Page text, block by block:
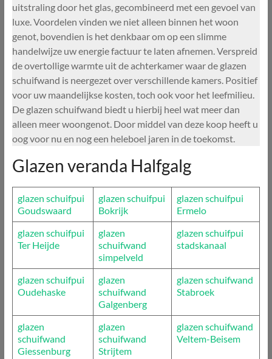
uitstraling door het glas, gecombineerd met een gevoel van
luxe. Voordelen vinden we niet alleen binnen het woon
genot, bovendien is het denkbaar om op een slimme
handelwijze uw energie factuur te laten afnemen. Verspreid
de overtollige warmte uit de achterkamer waar de glazen
schuifwand is neergezet over verschillende kamers. Positief
voor uw maandelijkse kosten, toch ook voor het leefmilieu.
De glazen schuifwand biedt u hierbij heel wat meer dan
alleen meer woongenot. Door middel van deze koop heeft u
oog voor nu en nog een heleboel jaren in de toekomst.
Glazen veranda Halfgalg
glazen schuifpui
Goudswaard
glazen schuifpui
Bokrijk
glazen schuifpui
Ermelo
glazen schuifpui
Ter Heijde
glazen
schuifwand
simpelveld
glazen schuifpui
stadskanaal
glazen schuifpui
Oudehaske
glazen
schuifwand
Galgenberg
glazen schuifwand
Stabroek
glazen
schuifwand
Giessenburg
glazen
schuifwand
Strijtem
glazen schuifwand
Veltem-Beisem